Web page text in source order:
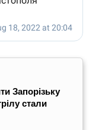
Запорізьку
стали